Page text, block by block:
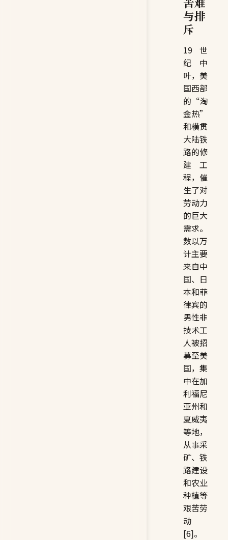
与排
斥
19 世
纪中
叶，美
国西部
的“淘
金热”
和横贯
大陆铁
路的修
建工
程，催
生了对
劳动力
的巨大
需求。
数以万
计主要
来自中
国、日
本和菲
律宾的
男性非
技术工
人被招
募至美
国，集
中在加
利福尼
亚州和
夏威夷
等地，
从事采
矿、铁
路建设
和农业
种植等
艰苦劳
动
[6]。